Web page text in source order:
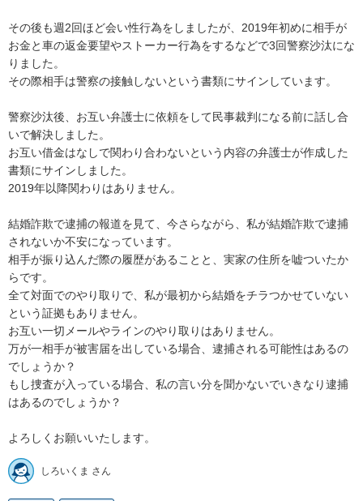
その後も週2回ほど会い性行為をしましたが、2019年初めに相手が
お金と車の返金要望やストーカー行為をするなどで3回警察沙汰にな
りました。
その際相手は警察の接触しないという書類にサインしています。
警察沙汰後、お互い弁護士に依頼をして民事裁判になる前に話し合
いで解決しました。
お互い借金はなしで関わり合わないという内容の弁護士が作成した
書類にサインしました。
2019年以降関わりはありません。
結婚詐欺で逮捕の報道を見て、今さらながら、私が結婚詐欺で逮捕
されないか不安になっています。
相手が振り込んだ際の履歴があることと、実家の住所を嘘ついたか
らです。
全て対面でのやり取りで、私が最初から結婚をチラつかせていない
という証拠もありません。
お互い一切メールやラインのやり取りはありません。
万が一相手が被害届を出している場合、逮捕される可能性はあるの
でしょうか？
もし捜査が入っている場合、私の言い分を聞かないでいきなり逮捕
はあるのでしょうか？
よろしくお願いいたします。
しろいくま さん